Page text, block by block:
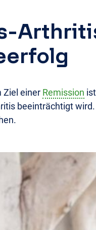
Ziel einer Remission
beeinträchtigt